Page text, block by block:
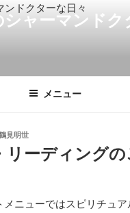
シャーマンドク
メニュー
見明世
リーディングの
ニューではスピリチュア